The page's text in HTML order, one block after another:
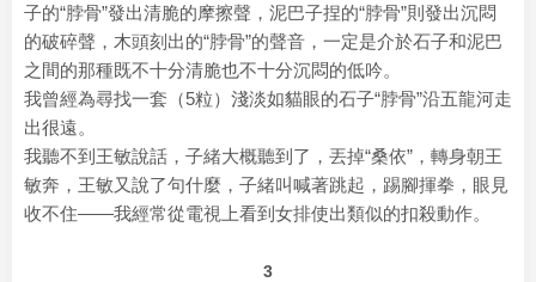
子的“脖骨”發出清脆的摩擦聲，泥巴子捏的“脖骨”則發出沉悶
的破碎聲，木頭刻出的“脖骨”的聲音，一定是介於石子和泥巴
之間的那種既不十分清脆也不十分沉悶的低吟。
我曾經為尋找一套（5粒）淺淡如貓眼的石子“脖骨”沿五龍河走
出很遠。
我聽不到王敏說話，子緒大概聽到了，丟掉“桑依”，轉身朝王
敏奔，王敏又說了句什麼，子緒叫喊著跳起，踢腳揮拳，眼見
收不住——我經常從電視上看到女排使出類似的扣殺動作。
3